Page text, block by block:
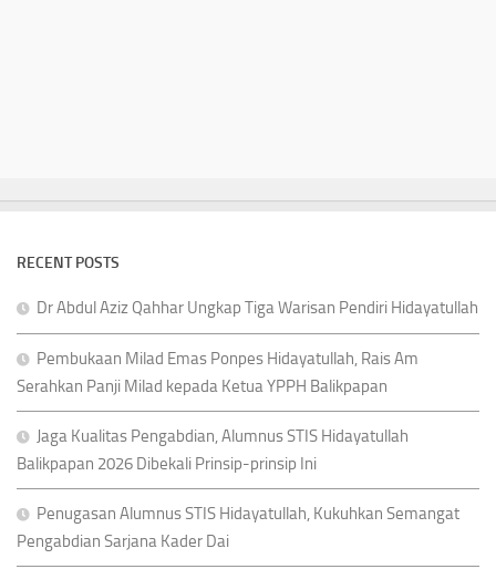
RECENT POSTS
Dr Abdul Aziz Qahhar Ungkap Tiga Warisan Pendiri Hidayatullah
Pembukaan Milad Emas Ponpes Hidayatullah, Rais Am
Serahkan Panji Milad kepada Ketua YPPH Balikpapan
Jaga Kualitas Pengabdian, Alumnus STIS Hidayatullah
Balikpapan 2026 Dibekali Prinsip-prinsip Ini
Penugasan Alumnus STIS Hidayatullah, Kukuhkan Semangat
Pengabdian Sarjana Kader Dai